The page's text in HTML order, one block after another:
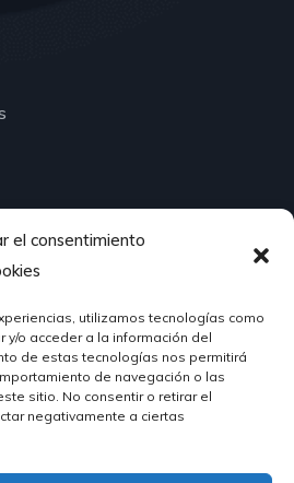
el consentimiento
utilizamos tecnologías como
y/o acceder a la información del
de estas tecnologías nos permitirá
de navegación o las
sitio. No consentir o retirar el
negativamente a ciertas